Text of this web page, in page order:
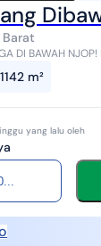
NJOP! Kesempatan langka buat
di lokasi strategis
Ja...
1142 m²
yang lalu oleh